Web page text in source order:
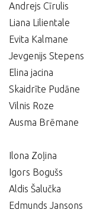
Andrejs Cīrulis
Liana Lilientale
Evita Kalmane
Jevgenijs Stepens
Elina jacina
Skaidrīte Pudāne
Vilnis Roze
Ausma Brēmane
Ilona Zoļina
Igors Bogušs
Aldis Šalučka
Edmunds Jansons